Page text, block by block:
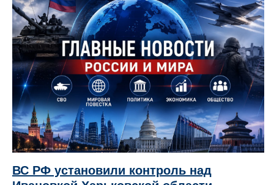
ВС РФ установили контроль над